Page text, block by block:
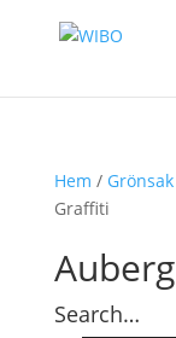
Hem / Grönsak
Graffiti
Search…